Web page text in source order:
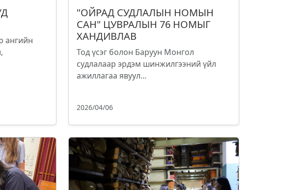
ангийн
"ОЙРАД СУДЛАЛЫН НОМЫН
САН" ЦУВРАЛЫН 76 НОМЫГ
ХАНДИВЛАВ
Тод үсэг болон Баруун Монгол
судлалаар эрдэм шинжилгээний үйл
ажиллагаа явуул...
2026/04/06